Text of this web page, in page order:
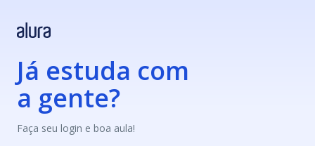
Já estuda com
a gente?
Faça seu login e boa aula!